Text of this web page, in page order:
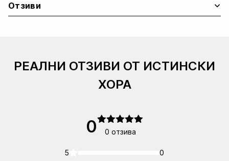
Отзиви
РЕАЛНИ ОТЗИВИ ОТ ИСТИНСКИ
ХОРА
0 0 отзива
5 0